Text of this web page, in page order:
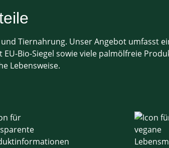
Tiernahrung. Unser Angebot umfasst
Bio-Siegel sowie viele palmölfreie
Lebensweise.